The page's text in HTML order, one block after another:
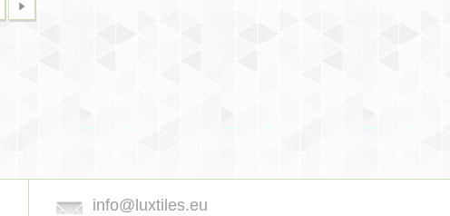
info@luxtiles.eu